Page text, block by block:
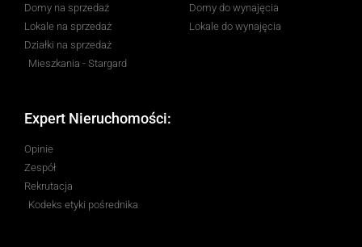
Domy na sprzedaż
Lokale na sprzedaż
Działki na sprzedaż
Mieszkania - Stargard
Domy do wynajęcia
Lokale do wynajęcia
Expert Nieruchomości:
Opinie
Zespół
Rekrutacja
Kodeks etyki pośrednika